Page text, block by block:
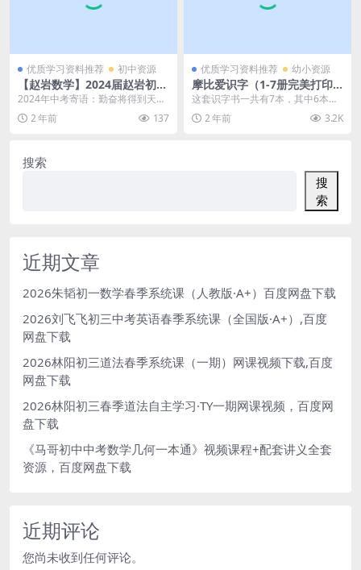
优质学习资料推荐 初中资源
【赵岩数学】2024届赵岩初三
中考数学A+班(全国北师版)-2
GB）百度网盘下载
2024年中考寄语：勤奋将得到天道
的回报，付出过的每一份努力都将
得到百倍的回报。...
2 年前 137
优质学习资料推荐 幼小资源
摩比爱识字（1-7册完美打印
版）附送艾宾浩斯记忆曲线 高
这套识字书一共有7本，其中6本识
字书，1本阅读书，书中还带有400
张识字卡，学完...
2 年前 3.2K
搜索
搜
索
近期文章
2026朱韬初一数学春季系统课（人教版·A+）百度网盘下载
2026刘飞飞初三中考英语春季系统课（全国版·A+）,百度
网盘下载
2026林阳初三道法春季系统课（一期）网课视频下载,百度
网盘下载
2026林阳初三春季道法自主学习·TY一期网课视频，百度网
盘下载
《马哥初中中考数学几何一本通》视频课程+配套讲义全套
资源，百度网盘下载
近期评论
您尚未收到任何评论。